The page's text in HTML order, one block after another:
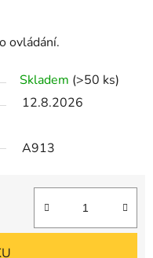
ovládání.
Skladem (>50 ks)
12.8.2026
A913